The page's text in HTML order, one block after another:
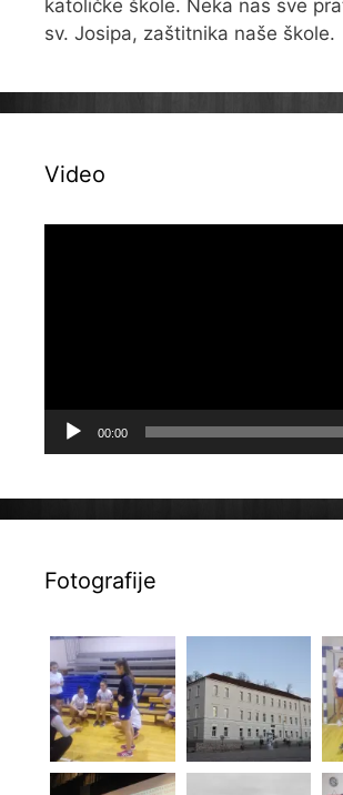
katoličke škole. Neka nas sve
sv. Josipa, zaštitnika naše škole.
Video
00:00
Fotografije